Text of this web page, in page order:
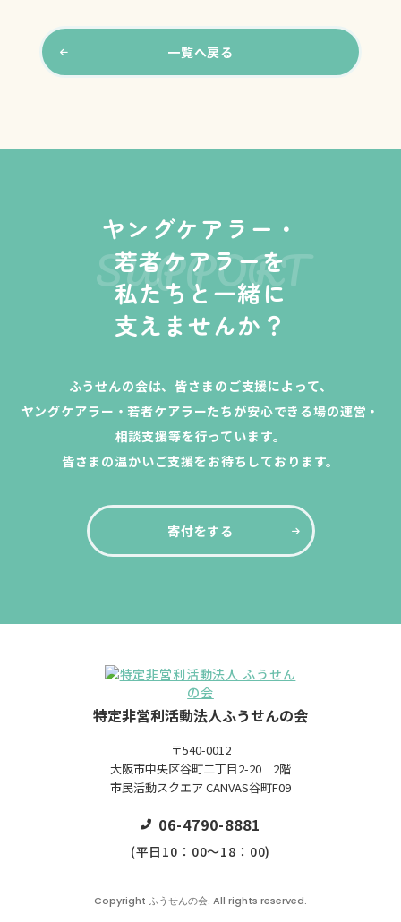
一覧へ戻る
ヤングケアラー・
若者ケアラーを
私たちと一緒に
支えませんか？
SUPPORT
ふうせんの会は、皆さまのご支援によって、
ヤングケアラー・若者ケアラーたちが安心できる場の運営・
相談支援等を行っています。
皆さまの温かいご支援をお待ちしております。
寄付をする
特定非営利活動法人ふうせんの会
〒540-0012
大阪市中央区谷町二丁目2-20 2階
市民活動スクエア CANVAS谷町F09
06-4790-8881
(平日10：00～18：00)
Copyright ふうせんの会. All rights reserved.